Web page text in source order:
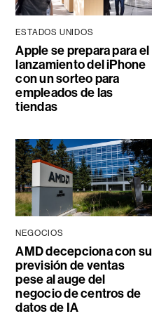
ESTADOS UNIDOS
Apple se prepara para el
lanzamiento del iPhone
con un sorteo para
empleados de las
tiendas
NEGOCIOS
AMD decepciona con su
previsión de ventas
pese al auge del
negocio de centros de
datos de IA